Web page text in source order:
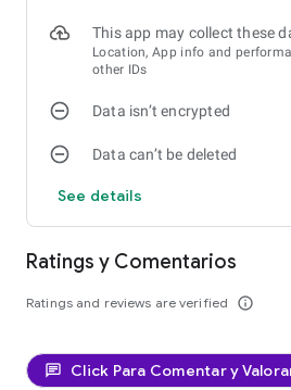
This app may collect these
Location, App info and
other IDs
Data isn’t encrypted
Data can’t be deleted
See details
Ratings y Comentarios
Ratings and reviews are verified info_outline
chat Click Para Comentar y